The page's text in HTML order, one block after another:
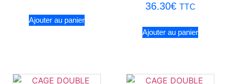
Ajouter au panier
36.30€ TTC
Ajouter au panier